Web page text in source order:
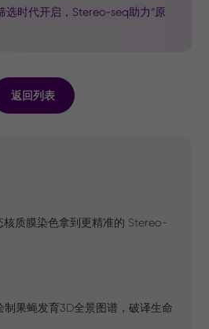
选时代开启，Stereo-seq助力“原
返回列表
核质膜染色拿到更精准的 Stereo-
果蝇发育3D全景图谱，破译生命